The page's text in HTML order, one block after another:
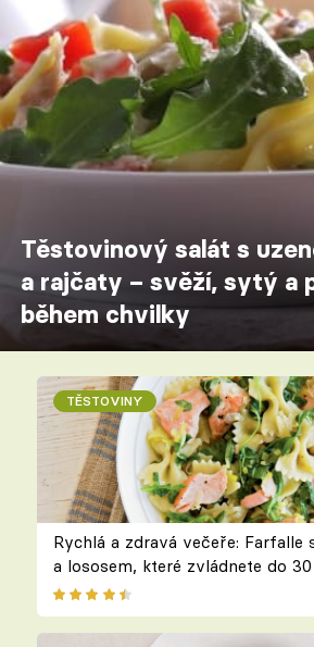
Těstovinový salát s
a rajčaty – svěží, sytý a
během chvilky
TĚSTOVINY
Rychlá a zdravá večeře: Farfalle
a lososem, které zvládnete do